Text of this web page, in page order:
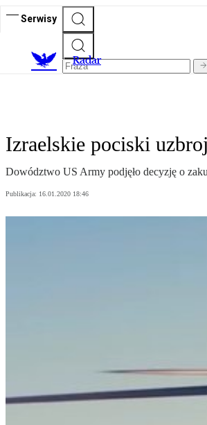
Serwisy
Radar
Izraelskie pociski
Dowództwo US Army podjęło decyzję o
Publikacja: 16.01.2020 18:46